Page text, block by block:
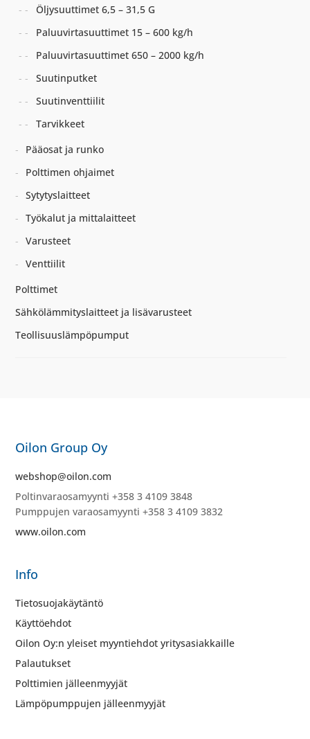
Öljysuuttimet 6,5 – 31,5 G
Paluuvirtasuuttimet 15 – 600 kg/h
Paluuvirtasuuttimet 650 – 2000 kg/h
Suutinputket
Suutinventtiilit
Tarvikkeet
Pääosat ja runko
Polttimen ohjaimet
Sytytyslaitteet
Työkalut ja mittalaitteet
Varusteet
Venttiilit
Polttimet
Sähkölämmityslaitteet ja lisävarusteet
Teollisuuslämpöpumput
Oilon Group Oy
webshop@oilon.com
Poltinvaraosamyynti +358 3 4109 3848
Pumppujen varaosamyynti +358 3 4109 3832
www.oilon.com
Info
Tietosuojakäytäntö
Käyttöehdot
Oilon Oy:n yleiset myyntiehdot yritysasiakkaille
Palautukset
Polttimien jälleenmyyjät
Lämpöpumppujen jälleenmyyjät